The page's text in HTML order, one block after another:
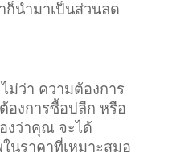
ก็นำมาเป็นส่วนลด
ว่า ความต้องการ
องการซื้อปลีก หรือ
งว่าคุณ จะได้
นราคาที่เหมาะสมอ